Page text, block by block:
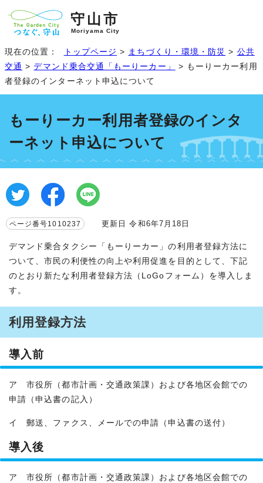
守山市
Moriyama City
現在の位置： トップページ > まちづくり・環境・防災 > 公共
交通 >デマンド乗合交通「もーりーカー」
> もーりーカー利用
者登録のインターネット申込について
もーりーカー利用者登録のインタ
ーネット申込について
ページ番号1010237 更新日 令和6年7月18日
デマンド乗合タクシー「もーりーカー」の利用者登録方法に
ついて、市民の利便性の向上や利用促進を目的として、下記
のとおり新たな利用者登録方法（LoGoフォーム）を導入しま
す。
利用登録方法
導入前
ア 市役所（都市計画・交通政策課）および各地区会館での
申請（申込書の記入）
イ 郵送、ファクス、メールでの申請（申込書の送付）
導入後
ア 市役所（都市計画・交通政策課）および各地区会館での